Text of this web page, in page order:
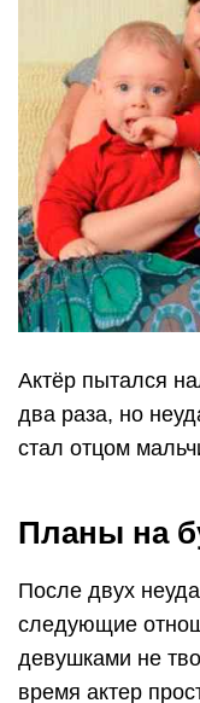
Актёр пытался
два раза, но
стал отцом
Планы на
После двух
следующие
девушками не
время актер